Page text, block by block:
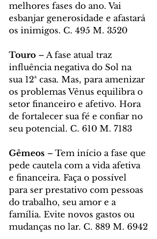
melhores fases do ano. Vai
esbanjar generosidade e afastará
os inimigos. C. 495 M. 3520
Touro – A fase atual traz
influência negativa do Sol na
sua 12ª casa. Mas, para amenizar
os problemas Vênus equilibra o
setor financeiro e afetivo. Hora
de fortalecer sua fé e confiar no
seu potencial. C. 610 M. 7183
Gêmeos – Tem início a fase que
pede cautela com a vida afetiva
e financeira. Faça o possível
para ser prestativo com pessoas
do trabalho, seu amor e a
família. Evite novos gastos ou
mudanças no lar. C. 889 M. 6942